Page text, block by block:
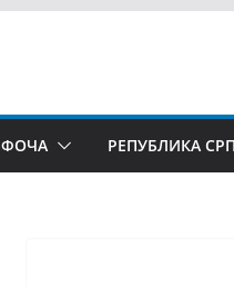
ФОЧА РЕПУБЛИКА